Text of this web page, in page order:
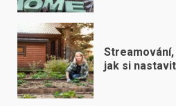
Streamování,
jak si